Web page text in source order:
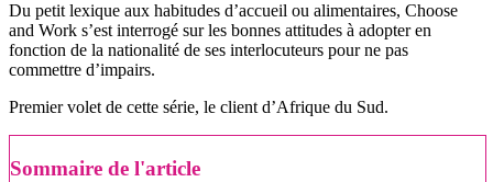
Du petit lexique aux habitudes d’accueil ou alimentaires, Choose
and Work s’est interrogé sur les bonnes attitudes à adopter en
fonction de la nationalité de ses interlocuteurs pour ne pas
commettre d’impairs.
Premier volet de cette série, le client d’Afrique du Sud.
Sommaire de l'article